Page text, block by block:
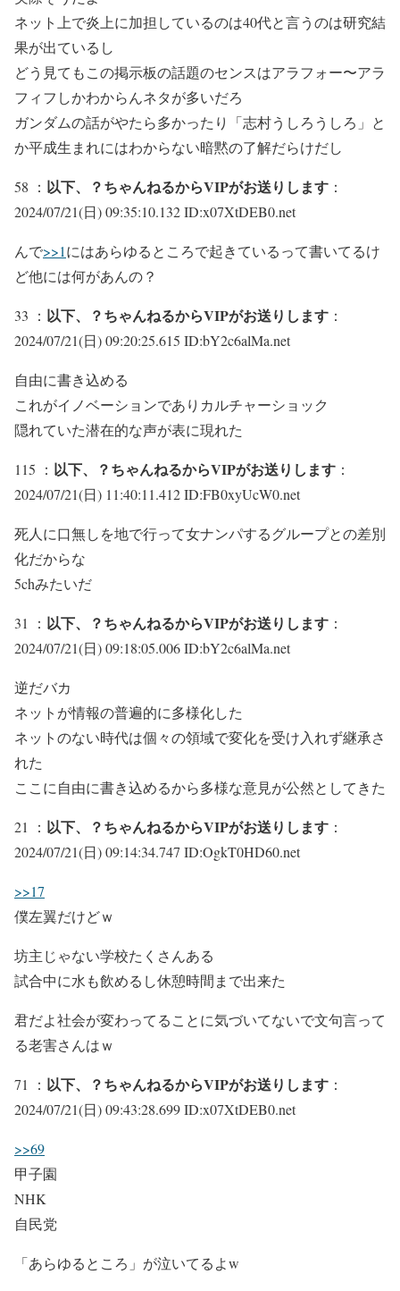
ネット上で炎上に加担しているのは40代と言うのは研究結
果が出ているし
どう見てもこの掲示板の話題のセンスはアラフォー〜アラ
フィフしかわからんネタが多いだろ
ガンダムの話がやたら多かったり「志村うしろうしろ」と
か平成生まれにはわからない暗黙の了解だらけだし
58 ： 以下、？ちゃんねるからVIPがお送りします ：
2024/07/21(日) 09:35:10.132 ID:x07XtDEB0.net
んで>>1にはあらゆるところで起きているって書いてるけ
ど他には何があんの？
33 ： 以下、？ちゃんねるからVIPがお送りします ：
2024/07/21(日) 09:20:25.615 ID:bY2c6alMa.net
自由に書き込める
これがイノベーションでありカルチャーショック
隠れていた潜在的な声が表に現れた
115 ： 以下、？ちゃんねるからVIPがお送りします ：
2024/07/21(日) 11:40:11.412 ID:FB0xyUcW0.net
死人に口無しを地で行って女ナンパするグループとの差別
化だからな
5chみたいだ
31 ： 以下、？ちゃんねるからVIPがお送りします ：
2024/07/21(日) 09:18:05.006 ID:bY2c6alMa.net
逆だバカ
ネットが情報の普遍的に多様化した
ネットのない時代は個々の領域で変化を受け入れず継承さ
れた
ここに自由に書き込めるから多様な意見が公然としてきた
21 ： 以下、？ちゃんねるからVIPがお送りします ：
2024/07/21(日) 09:14:34.747 ID:OgkT0HD60.net
>>17
僕左翼だけどｗ
坊主じゃない学校たくさんある
試合中に水も飲めるし休憩時間まで出来た
君だよ社会が変わってることに気づいてないで文句言って
る老害さんはｗ
71 ： 以下、？ちゃんねるからVIPがお送りします ：
2024/07/21(日) 09:43:28.699 ID:x07XtDEB0.net
>>69
甲子園
NHK
自民党
「あらゆるところ」が泣いてるよw